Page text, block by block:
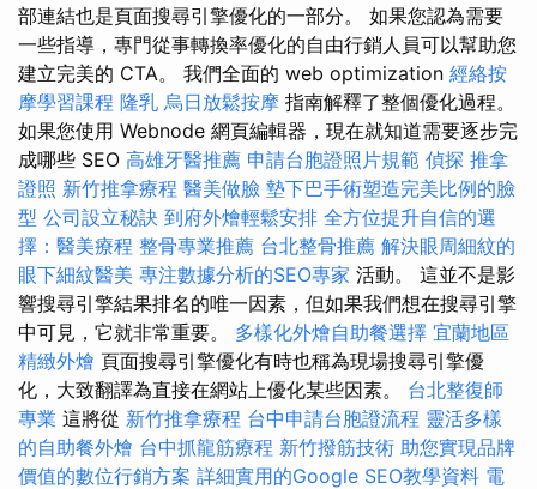
部連結也是頁面搜尋引擎優化的一部分。 如果您認為需要
一些指導，專門從事轉換率優化的自由行銷人員可以幫助您
建立完美的 CTA。 我們全面的 web optimization 經絡按
摩學習課程 隆乳 烏日放鬆按摩 指南解釋了整個優化過程。
如果您使用 Webnode 網頁編輯器，現在就知道需要逐步完
成哪些 SEO 高雄牙醫推薦 申請台胞證照片規範 偵探 推拿
證照 新竹推拿療程 醫美做臉 墊下巴手術塑造完美比例的臉
型 公司設立秘訣 到府外燴輕鬆安排 全方位提升自信的選
擇：醫美療程 整骨專業推薦 台北整骨推薦 解決眼周細紋的
眼下細紋醫美 專注數據分析的SEO專家 活動。 這並不是影
響搜尋引擎結果排名的唯一因素，但如果我們想在搜尋引擎
中可見，它就非常重要。 多樣化外燴自助餐選擇 宜蘭地區
精緻外燴 頁面搜尋引擎優化有時也稱為現場搜尋引擎優
化，大致翻譯為直接在網站上優化某些因素。 台北整復師
專業 這將從 新竹推拿療程 台中申請台胞證流程 靈活多樣
的自助餐外燴 台中抓龍筋療程 新竹撥筋技術 助您實現品牌
價值的數位行銷方案 詳細實用的Google SEO教學資料 電